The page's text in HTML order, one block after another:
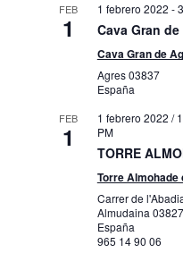
FEB
1
1 febrero 2022 -
Cava Gran
Cava Gran de
Agres03837
España
FEB
1
1 febrero 2022 /
PM
TORRE
Torre Almohade
Carrer de
Almudaina 03827
España
965 14 90 06